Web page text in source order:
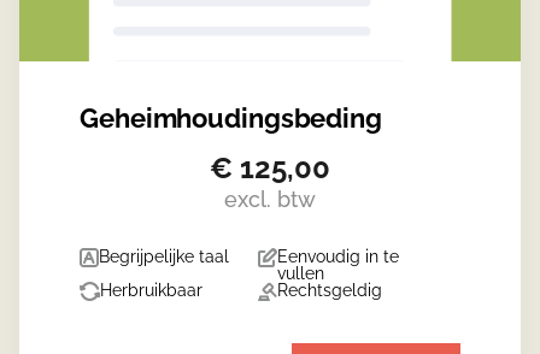
Geheimhoudings­beding
€ 125,00
excl. btw
Begrijpelijke taal
Eenvoudig in te
vullen
Herbruikbaar
Rechtsgeldig